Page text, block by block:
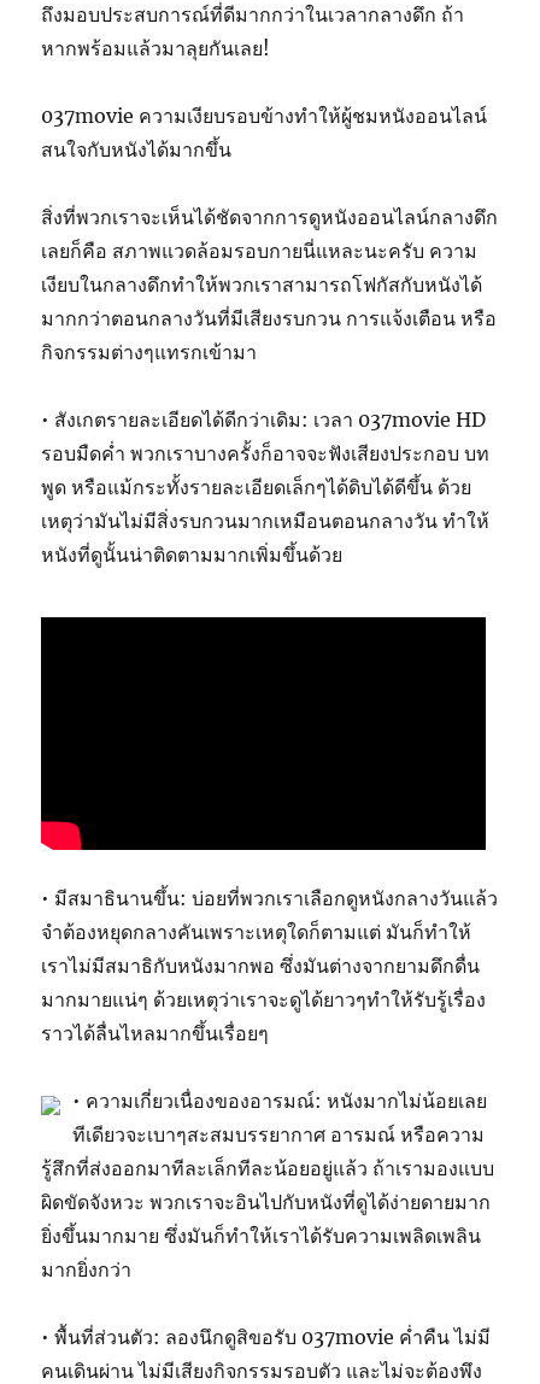
ถึงมอบประสบการณ์ที่ดีมากกว่าในเวลากลางดึก ถ้า
หากพร้อมแล้วมาลุยกันเลย!
037movie ความเงียบรอบข้างทำให้ผู้ชมหนังออนไลน์
สนใจกับหนังได้มากขึ้น
สิ่งที่พวกเราจะเห็นได้ชัดจากการดูหนังออนไลน์กลางดึก
เลยก็คือ สภาพแวดล้อมรอบกายนี่แหละนะครับ ความ
เงียบในกลางดึกทำให้พวกเราสามารถโฟกัสกับหนังได้
มากกว่าตอนกลางวันที่มีเสียงรบกวน การแจ้งเตือน หรือ
กิจกรรมต่างๆแทรกเข้ามา
• สังเกตรายละเอียดได้ดีกว่าเดิม: เวลา 037movie HD
รอบมืดค่ำ พวกเราบางครั้งก็อาจจะฟังเสียงประกอบ บท
พูด หรือแม้กระทั้งรายละเอียดเล็กๆได้ดิบได้ดีขึ้น ด้วย
เหตุว่ามันไม่มีสิ่งรบกวนมากเหมือนตอนกลางวัน ทำให้
หนังที่ดูนั้นน่าติดตามมากเพิ่มขึ้นด้วย
• มีสมาธินานขึ้น: บ่อยที่พวกเราเลือกดูหนังกลางวันแล้ว
จำต้องหยุดกลางคันเพราะเหตุใดก็ตามแต่ มันก็ทำให้
เราไม่มีสมาธิกับหนังมากพอ ซึ่งมันต่างจากยามดึกดื่น
มากมายแน่ๆ ด้วยเหตุว่าเราจะดูได้ยาวๆทำให้รับรู้เรื่อง
ราวได้ลื่นไหลมากขึ้นเรื่อยๆ
• ความเกี่ยวเนื่องของอารมณ์: หนังมากไม่น้อยเลย
ทีเดียวจะเบาๆสะสมบรรยากาศ อารมณ์ หรือความ
รู้สึกที่ส่งออกมาทีละเล็กทีละน้อยอยู่แล้ว ถ้าเรามองแบบ
ผิดขัดจังหวะ พวกเราจะอินไปกับหนังที่ดูได้ง่ายดายมาก
ยิ่งขึ้นมากมาย ซึ่งมันก็ทำให้เราได้รับความเพลิดเพลิน
มากยิ่งกว่า
• พื้นที่ส่วนตัว: ลองนึกดูสิขอรับ 037movie ค่ำคืน ไม่มี
คนเดินผ่าน ไม่มีเสียงกิจกรรมรอบตัว และไม่จะต้องพึง